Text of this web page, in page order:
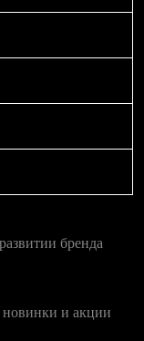
бренда
и акции